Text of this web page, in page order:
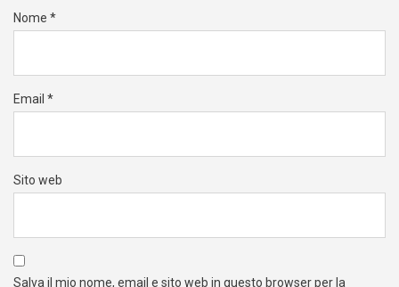
Nome *
Email *
Sito web
Salva il mio nome, email e sito web in questo browser per la